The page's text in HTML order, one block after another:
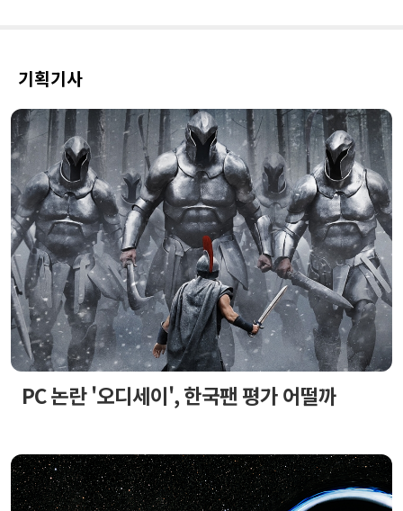
기획기사
PC 논란 '오디세이', 한국팬 평가 어떨까